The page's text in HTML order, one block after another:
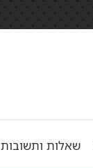
שאלות ותשובות